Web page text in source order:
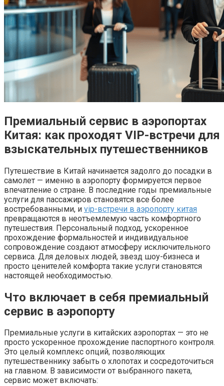
Премиальный сервис в аэропортах
Китая: как проходят VIP-встречи для
взыскательных путешественников
Путешествие в Китай начинается задолго до посадки в
самолет — именно в аэропорту формируется первое
впечатление о стране. В последние годы премиальные
услуги для пассажиров становятся все более
востребованными, и vip-встречи в аэропорту китая
превращаются в неотъемлемую часть комфортного
путешествия. Персональный подход, ускоренное
прохождение формальностей и индивидуальное
сопровождение создают атмосферу исключительного
сервиса. Для деловых людей, звезд шоу-бизнеса и
просто ценителей комфорта такие услуги становятся
настоящей необходимостью.
Что включает в себя премиальный
сервис в аэропорту
Премиальные услуги в китайских аэропортах — это не
просто ускоренное прохождение паспортного контроля.
Это целый комплекс опций, позволяющих
путешественнику забыть о хлопотах и сосредоточиться
на главном. В зависимости от выбранного пакета,
сервис может включать: